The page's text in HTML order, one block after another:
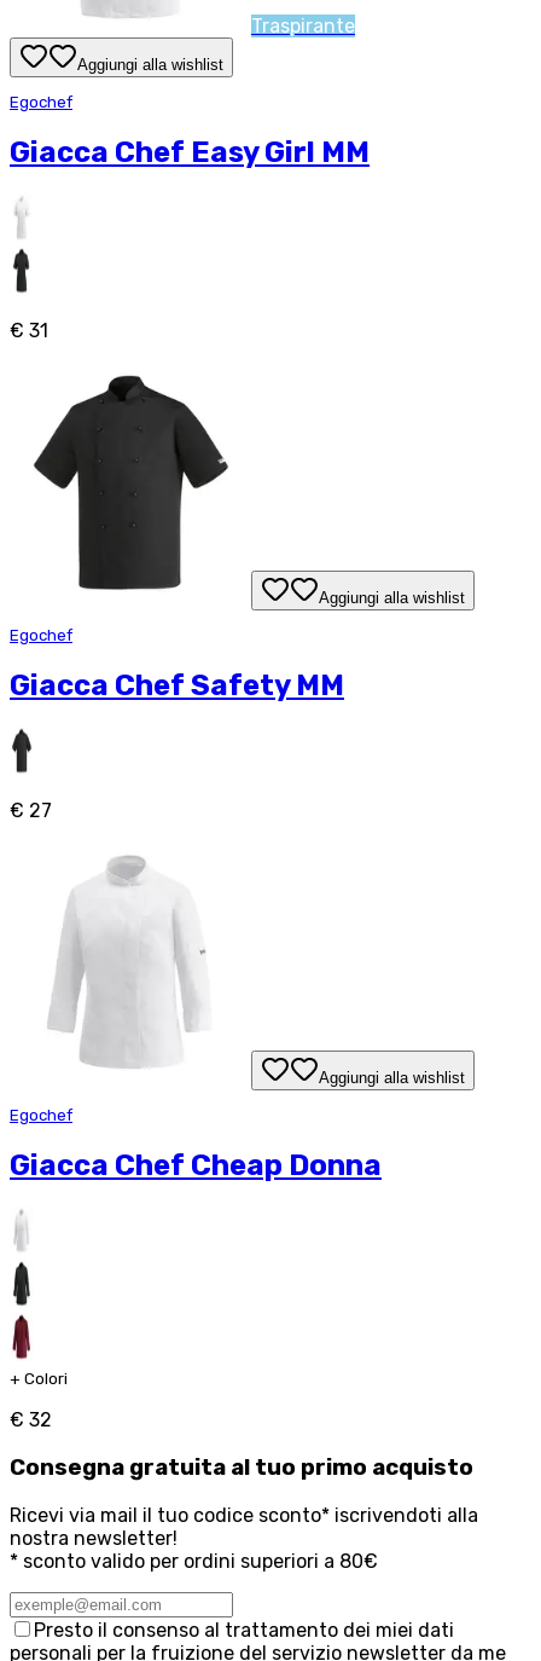
Traspirante
Aggiungi alla wishlist
Egochef
Giacca Chef Easy Girl MM
€ 31
Aggiungi alla wishlist
Egochef
Giacca Chef Safety MM
€ 27
Aggiungi alla wishlist
Egochef
Giacca Chef Cheap Donna
+ Colori
€ 32
Consegna gratuita al tuo primo acquisto
Ricevi via mail il tuo codice sconto* iscrivendoti alla
nostra newsletter!
* sconto valido per ordini superiori a 80€
Presto il consenso al trattamento dei miei dati
personali per la fruizione del servizio newsletter da me